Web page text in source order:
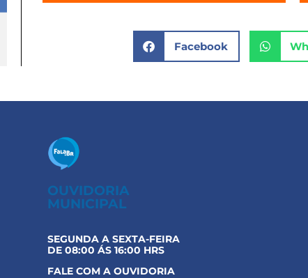
Facebook
OUVIDORIA
MUNICIPAL
SEGUNDA A SEXTA-FEIRA
DE 08:00 ÁS 16:00 HRS
FALE COM A OUVIDORIA